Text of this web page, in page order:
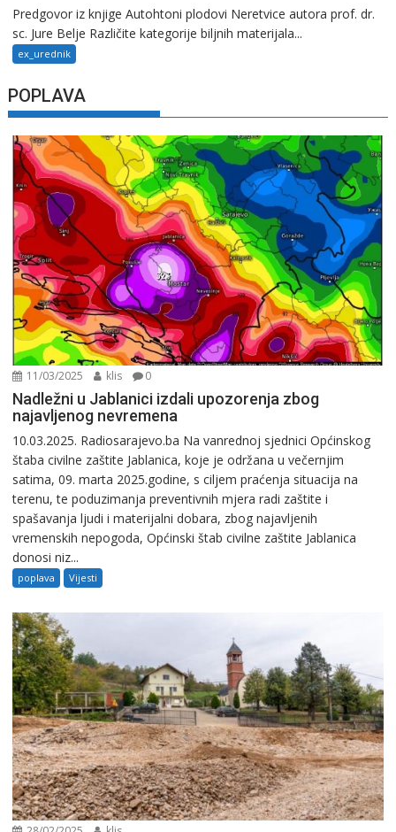
Predgovor iz knjige Autohtoni plodovi Neretvice autora prof. dr.
sc. Jure Belje Različite kategorije biljnih materijala...
ex_urednik
POPLAVA
11/03/2025 klis 0
Nadležni u Jablanici izdali upozorenja zbog
najavljenog nevremena
10.03.2025. Radiosarajevo.ba Na vanrednoj sjednici Općinskog
štaba civilne zaštite Jablanica, koje je održana u večernjim
satima, 09. marta 2025.godine, s ciljem praćenja situacija na
terenu, te poduzimanja preventivnih mjera radi zaštite i
spašavanja ljudi i materijalni dobara, zbog najavljenih
vremenskih nepogoda, Općinski štab civilne zaštite Jablanica
donosi niz...
poplava Vijesti